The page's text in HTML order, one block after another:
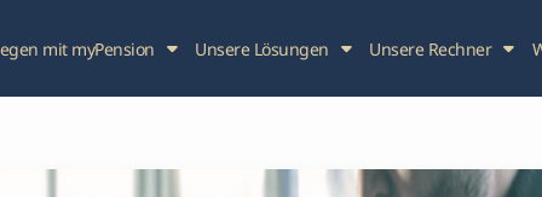
mit myPension Unsere Lösungen Unsere Rechner